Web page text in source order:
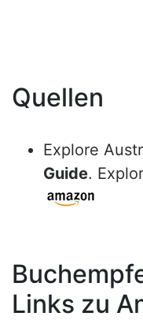
Quellen
Explore
Guide.
Links zu